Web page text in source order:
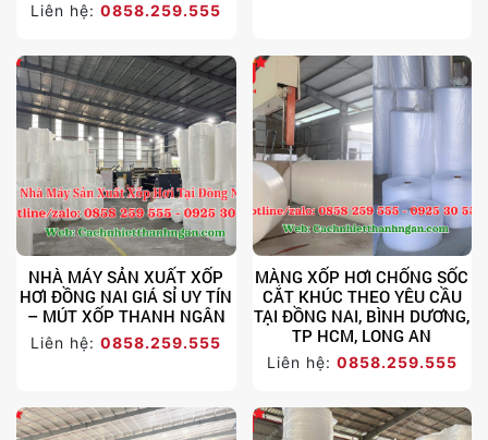
Liên hệ:0858.259.555
NHÀ MÁY SẢN XUẤT XỐP
HƠI ĐỒNG NAI GIÁ SỈ UY TÍN
– MÚT XỐP THANH NGÂN
Liên hệ:0858.259.555
MÀNG XỐP HƠI CHỐNG SỐC
CẮT KHÚC THEO YÊU CẦU
TẠI ĐỒNG NAI, BÌNH DƯƠNG,
TP HCM, LONG AN
Liên hệ: 0858.259.555